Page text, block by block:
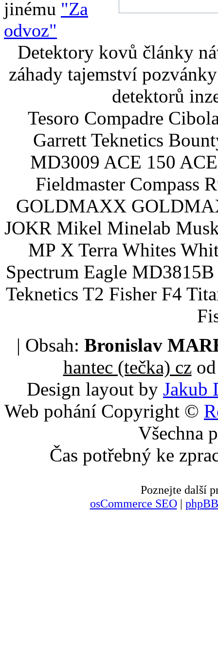
jinému "Za
odvoz"
Detektory kovů články
záhady tajemství
detektorů
Tesoro Compadre
Garrett Teknetics
MD3009 ACE 150
Fieldmaster Compass
GOLDMAXX
JOKR Mikel Minelab
MP X Terra Whites
Spectrum Eagle
Teknetics T2 Fisher F4
| Obsah: Bronislav
hantec (tečka) czod
Design layout by Jakub
Web pohání Copyright ©
Všechna
Čas potřebný ke
Poznejte další
osCommerce SEO|